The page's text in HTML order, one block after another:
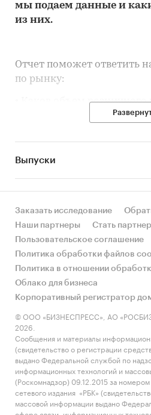
мы подаем данные и
из них.
Отчет поможет ответить
по рынку:
• Каков объем
парфюмерии в Республике
России?
• Рынок растет или
за счет реального спроса
динамикой других
• Какое место регион
своем федеральном
и по продажам на душу
• К какому сегменту
размеру и темпом роста
опережающей
динамикой) в
текущей ситуации?
региона с течением
• Насколько рынок
потенциал роста, если
регионами со схожими
Выпуски
Заказать исследование
Наши партнеры
Стать
Пользовательское соглашение
Политика обработки файлов
Политика в отношении
Облако для бизнеса
Корпоративный регистратор
© ООО «БИЗНЕСПРЕСС», АО
2026.
Сообщения и материалы
(свидетельство о регистрации
выдано Федеральной службой по
информационных технологий и
(Роскомнадзор) 09.12.2015 за
сетевого издания «РБК»
массовой информации выдано